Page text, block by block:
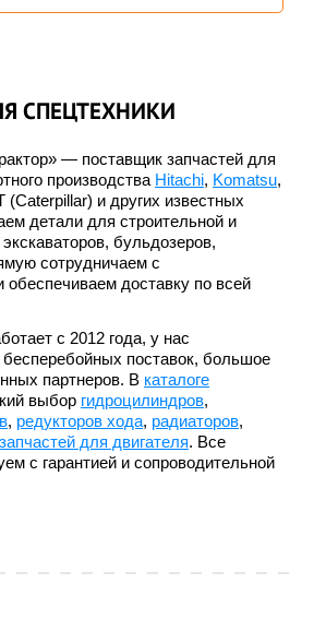
СПЕЦТЕХНИКИ
— поставщик запчастей для
производства Hitachi, Komatsu,
(Caterpillar) и других известных
детали для строительной и
бульдозеров,
сотрудничаем с
обеспечиваем доставку по всей
с 2012 года, у нас
поставок, большое
партнеров. В каталоге
выбор гидроцилиндров,
, редукторов хода, радиаторов,
запчастей для двигателя. Все
с гарантией и сопроводительной